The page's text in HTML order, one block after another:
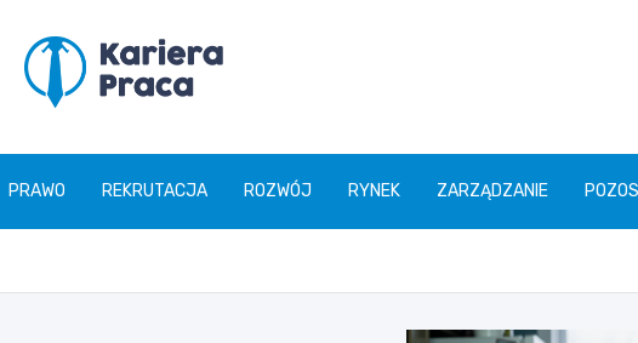
karierapraca.pl
PRAWO REKRUTACJA ROZWÓJ RYNEK ZARZĄDZANIE